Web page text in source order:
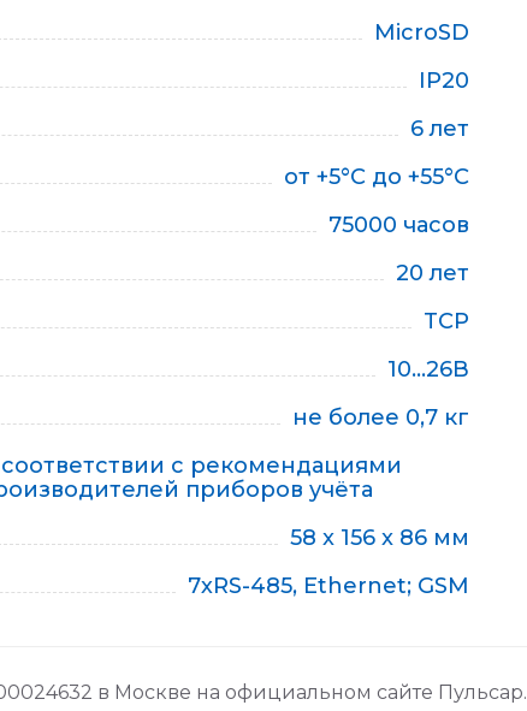
MicroSD
IP20
6 лет
от +5°С до +55°С
75000 часов
20 лет
TCP
10...26В
не более 0,7 кг
с рекомендациями
приборов учёта
58 x 156 x 86 мм
7хRS-485, Ethernet; GSM
в Москве на официальном сайте Пульсар.